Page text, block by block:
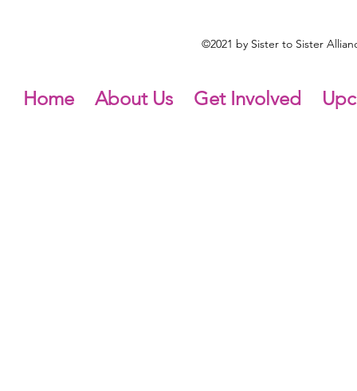
©2021 by Sister to Sister
Home About Us Get Involved